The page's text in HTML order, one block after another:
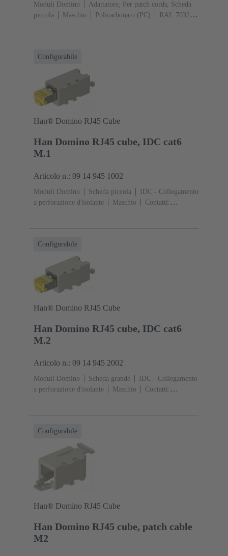
Moduli Domino
Adattatore, Per patch cords, Scheda
piccola
Maschio Policarbonato (PC)
RAL 7032
Configurabile
Han® Domino RJ45 Cube
Han Domino RJ45 cube, IDC cat6
M.1
Articolo n.: 09 14 945 1002
Moduli Domino Scheda piccola
IDC - Collegamento
a perforazione d'isolante
Maschio
Contatti:
Configurabile
Han® Domino RJ45 Cube
Han Domino RJ45 cube, IDC cat6
M.2
Articolo n.: 09 14 945 2002
Moduli Domino Scheda grande
IDC - Collegamento
a perforazione d'isolante
Maschio
Contatti:
Configurabile
Han® Domino RJ45 Cube
Han Domino RJ45 cube, patch cable
M2